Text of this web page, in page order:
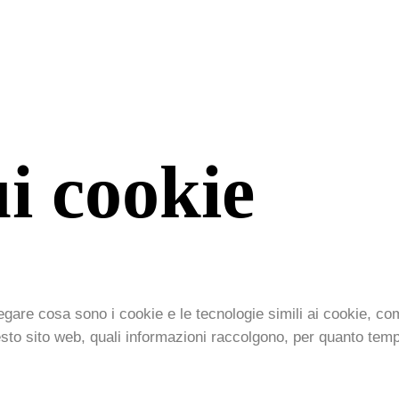
cookie
cosa sono i cookie e le tecnologie simili ai cookie,
sito web, quali informazioni raccolgono, per quanto